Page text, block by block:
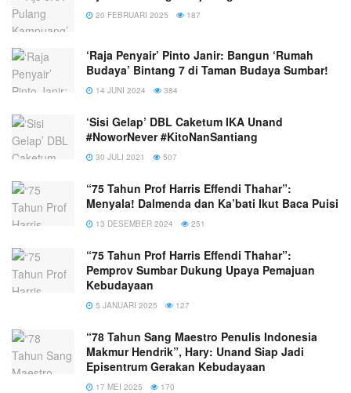
20 FEBRUARI 2025 187
‘Raja Penyair’ Pinto Janir: Bangun ‘Rumah
Budaya’ Bintang 7 di Taman Budaya Sumbar!
14 JUNI 2024 384
‘Sisi Gelap’ DBL Caketum IKA Unand
#NoworNever #KitoNanSantiang
30 JULI 2021 507
“75 Tahun Prof Harris Effendi Thahar”:
Menyala! Dalmenda dan Ka’bati Ikut Baca Puisi
13 DESEMBER 2024 251
“75 Tahun Prof Harris Effendi Thahar”:
Pemprov Sumbar Dukung Upaya Pemajuan
Kebudayaan
5 JANUARI 2025 127
“78 Tahun Sang Maestro Penulis Indonesia
Makmur Hendrik”, Hary: Unand Siap Jadi
Episentrum Gerakan Kebudayaan
17 MEI 2025 170